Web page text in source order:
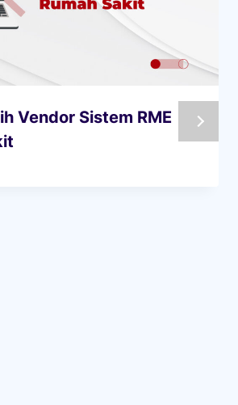
Vendor Sistem RME